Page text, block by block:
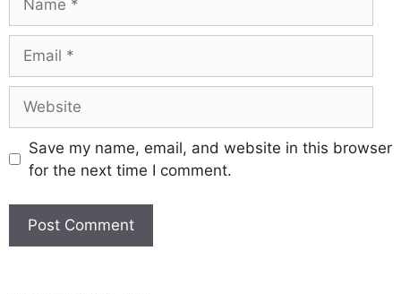
Save my name, email, and website in this browser
for the next time I comment.